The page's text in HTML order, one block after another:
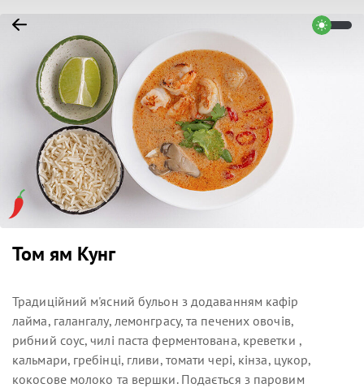
Том ям Кунг
Традиційний м'ясний бульон з додаванням кафір
лайма, галангалу, лемонграсу, та печених овочів,
рибний соус, чилі паста ферментована, креветки ,
кальмари, гребінці, гливи, томати чері, кінза, цукор,
кокосове молоко та вершки. Подається з паровим